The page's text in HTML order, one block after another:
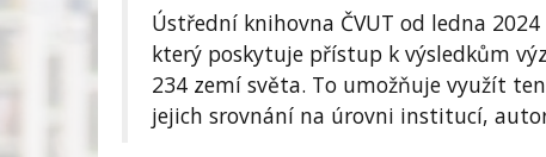
Ústřední knihovna ČVUT od ledna
který poskytuje přístup k výsledkům
234 zemí světa. To umožňuje využít
jejich srovnání na úrovni institucí,